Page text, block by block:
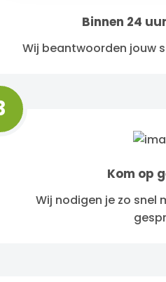
Binnen 24
Wij beantwoorden jouw
Kom op
Wij nodigen je zo snel